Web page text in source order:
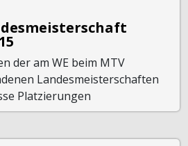
der am WE beim MTV
Landesmeisterschaften
Platzierungen